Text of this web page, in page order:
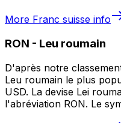
More Franc suisse info
RON - Leu roumain
D'après notre
Leu roumain le plus
USD. La devise Lei
l'abréviation RON. Le